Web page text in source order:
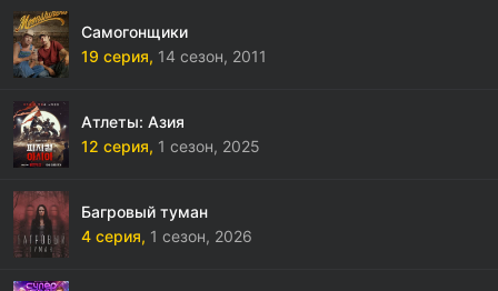
Самогонщики
19 серия, 14 сезон, 2011
Атлеты: Азия
12 серия, 1 сезон, 2025
Багровый туман
4 серия, 1 сезон, 2026